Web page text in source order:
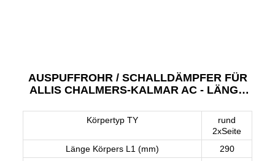
AUSPUFFROHR / SCHALLDÄMPFER FÜR
ALLIS CHALMERS-KALMAR AC - LÄNGE
Körpertyp TY
rund
2xSeite
Länge Körpers L1 (mm)
290